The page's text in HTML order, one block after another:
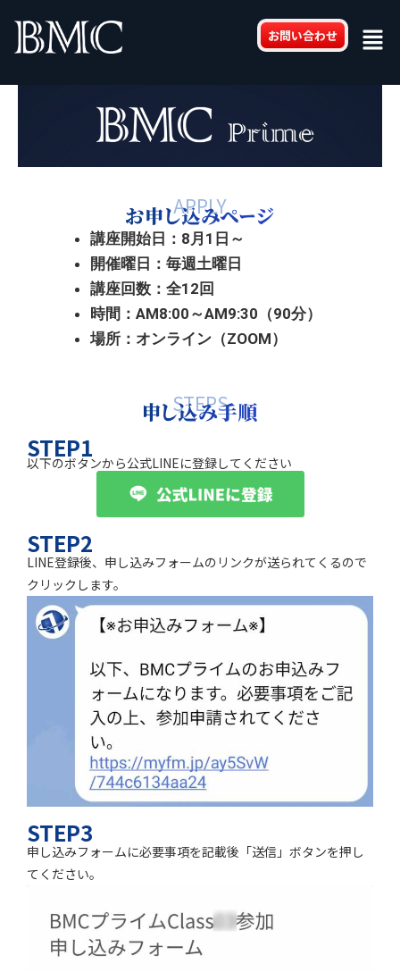
お問い合わせ
APPLY
講座開始日：8月1日～
開催曜日：毎週土曜日
講座回数：全12回
時間：AM8:00～AM9:30（90分）
場所：オンライン（ZOOM）
STEPS
STEP1
以下のボタンから公式LINEに登録してください
STEP2
LINE登録後、申し込みフォームのリンクが送られてくるので
クリックします。
STEP3
申し込みフォームに必要事項を記載後「送信」ボタンを押し
てください。